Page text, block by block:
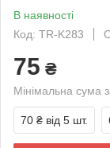
В наявності
Код: TR-K283
75 ₴
Мінімальна сума
70 ₴ від 5 шт.